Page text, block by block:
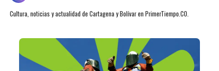
Cultura, noticias y actualidad de Cartagena y Bolívar en PrimerTiempo.CO.